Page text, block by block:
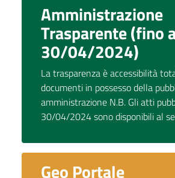
Amministrazione
Trasparente (fino
30/04/2024)
La trasparenza è accessibilità
documenti in possesso della
amministrazione N.B. Gli atti
30/04/2024 sono disponibili al
Geo Portale